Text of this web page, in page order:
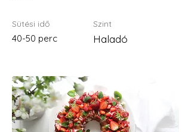
Sütési idő
40-50 perc
Szint
Haladó